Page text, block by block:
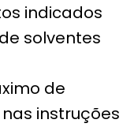
indicados
solventes
de
instruções